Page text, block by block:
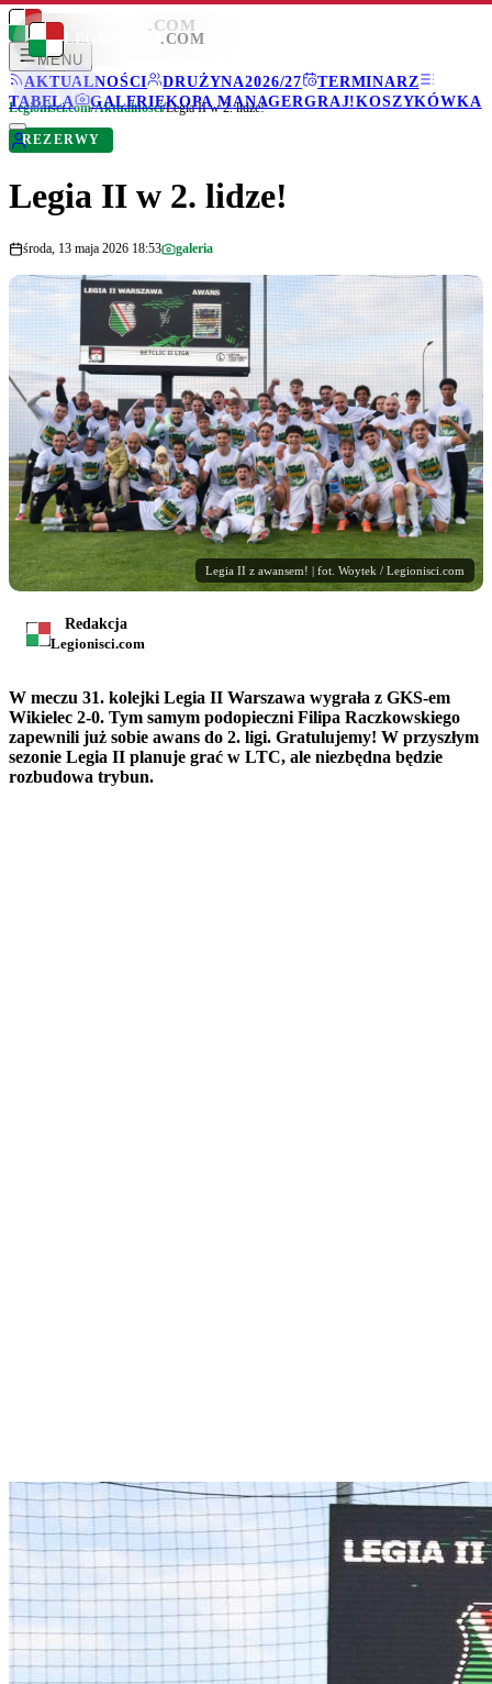
LEGIONISCI .COM
MENU
AKTUALNOŚCI
DRUŻYNA2026/27
TERMINARZ
TABELA
GALERIEKOPA MANAGERGRAJ!KOSZYKÓWKA
LEGIONISCI .COM
Legionisci.com/Aktualności/Legia II w 2. lidze!
REZERWY
Legia II w 2. lidze!
środa, 13 maja 2026 18:53 galeria
Legia II z awansem! | fot. Woytek / Legionisci.com
Redakcja
Legionisci.com
W meczu 31. kolejki Legia II Warszawa wygrała z GKS-em
Wikielec 2-0. Tym samym podopieczni Filipa Raczkowskiego
zapewnili już sobie awans do 2. ligi. Gratulujemy! W przyszłym
sezonie Legia II planuje grać w LTC, ale niezbędna będzie
rozbudowa trybun.